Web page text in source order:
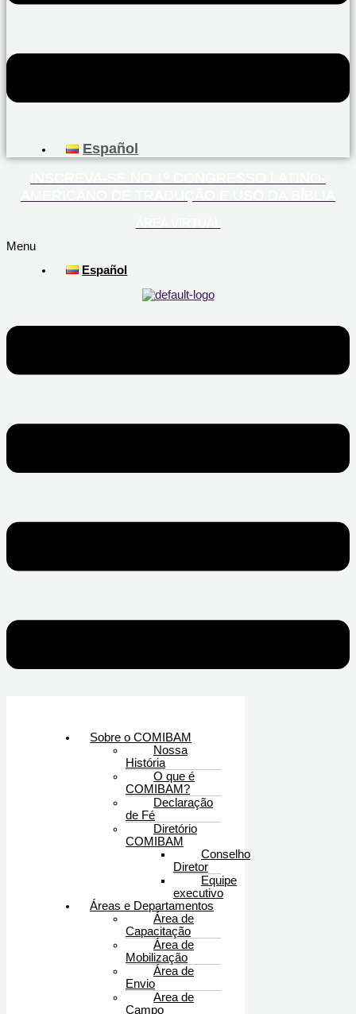
Español
Menu
Español
Sobre o COMIBAM
Nossa
História
O que é
COMIBAM?
Declaração
de Fé
Diretório
COMIBAM
Conselho
Diretor
Equipe
executivo
Áreas e Departamentos
Área de
Capacitação
Área de
Mobilização
Área de
Envio
Area de
Campo